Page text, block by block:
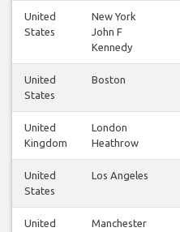
United
States
New York
John F
Kennedy
United
States
Boston
United
Kingdom
London
Heathrow
United
States
Los Angeles
United
Manchester